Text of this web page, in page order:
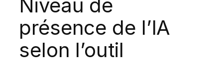
Niveau de
présence de l’IA
selon l’outil